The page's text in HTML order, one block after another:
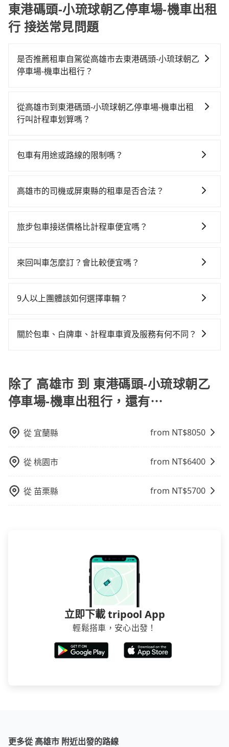
東港碼頭-小琉球朝乙停車場-機車出租
行 接送常見問題
是否推薦租車自駕從高雄市去東港碼頭-小琉球朝乙
停車場-機車出租行？
對的時間彈性，最重要的是你當天就要來回，那在高雄
路邊可隨租隨借的iRent應該是你最便宜選擇。註冊完
小琉球朝乙停車場-機車出租行的花費預估為
40元路邊停車費用預估進去，但額外的汽車保險與可能
的車款，如果人數超過四位，更是沒有較大的七人座或
凹的車門仍未被修理，每一次租車都好像在開樂透一
車位，對於急著用車或者要載其他乘客的人來說就有不
上下車地點仍有段距離，在遇到下雨天或者載行李時，
從高雄市到東港碼頭-小琉球朝乙停車場-機車出租
行叫計程車划算嗎？
灣大車隊、Uber、Line Taxi、Yoxi等，如果在路邊攔不
里程跳錶計算，價格約為595~700元間。但如果要考慮
310倍。雖然高雄市區到東港碼頭-小琉球朝乙停車場-機
人以上，分坐兩台計程車就不太方便，反而能事先預約
包車有用途或路線的限制嗎？
租行或是全台灣任何地方，只要是長途交通且途中遵守
出差、貴賓來訪、寵物檢疫、預約叫車、機場接送、定
約，隔天保證出車。如需公司報帳打統編，在結帳時可
高雄市的司機或屏東縣的租車是否合法？
車、私家車或野雞車在招攬生意，這不僅是違法可能被
都無法監控或追查。最好別為了省小錢而冒上不必要的
駕駛執照以及良民證外，車輛一定投保最高300萬乘客
旅步包車接送價格比計程車便宜嗎？
遇塞車、停紅燈時等低速行駛時還需額外加價不同，旅
來回叫車怎麼訂？會比較便宜嗎？
趟車的資訊，所以如果需要來回叫車，請分兩筆訂單預
不限單程或來回。
9人以上團體該如何選擇車輛？
9人以上之廂型車，其實屬違法。在現行法律下，營業小
行照不符，連司機的駕照都會不符。在路上被警察盤查
請下車終止行程事小，如果發生意外，保險公司可不予
賠償就事大了。千萬別為了省小錢而把朋友親人的安全
與一台小轎車比較划算，如人數超過12位就一定是叫一
是禁止大客車通行的，建議在預定時最好先與車行或平
台確認。
關於包車、白牌車、計程車車資及服務有何不同？
依平台預定時價格而定，通常愈長程價格CP值愈高。 計
程車：可24小時隨叫隨到，價格依跳錶而定，如有塞車
也會計算延遲費用，最終價格通常要下車時才知。價格
質、品質不一，如行程有問題，事後無法提供客服申訴
處理。
除了 高雄市 到 東港碼頭-小琉球朝乙
停車場-機車出租行，還有⋯
從 宜蘭縣 from NT$8050
從桃園市 from NT$6400
從 苗栗縣 from NT$5700
立即下載 tripool App
輕鬆搭車，安心出發！
更多從 高雄市 附近出發的路線